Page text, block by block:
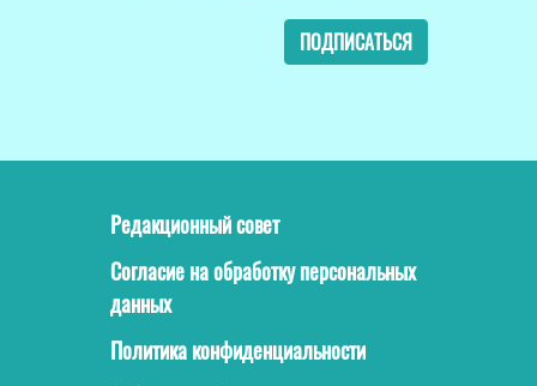
ПОДПИСАТЬСЯ
Редакционный совет
Согласие на обработку персональных
данных
Политика конфиденциальности